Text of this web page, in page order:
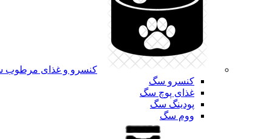
کنسرو و غذای
کنسرو سگ
غذای پوچ سگ
پودینگ سگ
ووم سگ